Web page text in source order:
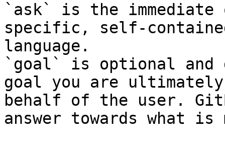
`ask` is the
specific, self-
language.
`goal` is optional and
goal you are
behalf of the user.
answer towards what